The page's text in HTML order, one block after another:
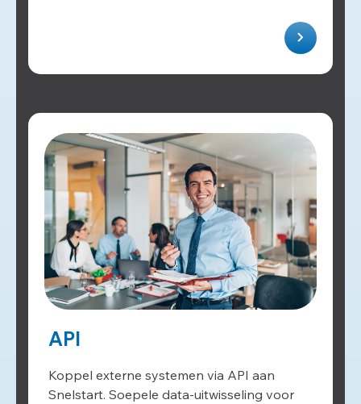
API
Koppel externe systemen via API aan
Snelstart. Soepele data-uitwisseling voor